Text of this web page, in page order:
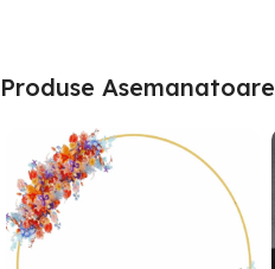
Produse Asemanatoare